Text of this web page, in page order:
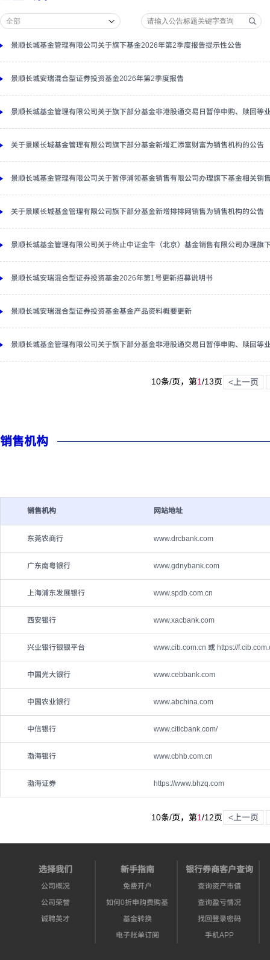
景顺长城基金管理有限公司关于旗下基金2026年第2季度报告提示性公告
景顺长城安瑞混合型证券投资基金2026年第2季度报告
景顺长城基金管理有限公司关于旗下部分基金非港股通交易日暂停申购、赎回等
关于景顺长城基金管理有限公司旗下部分基金新增汇添富财富为销售机构的公告
景顺长城基金管理有限公司关于暂停浦领基金销售有限公司办理旗下基金相关销
关于景顺长城基金管理有限公司旗下部分基金新增排排网销售为销售机构的公告
景顺长城基金管理有限公司关于终止中证金牛（北京）基金销售有限公司办理旗
景顺长城安瑞混合型证券投资基金2026年第1号更新招募说明书
景顺长城安瑞混合型证券投资基金基金产品资料概要更新
景顺长城基金管理有限公司关于旗下部分基金非港股通交易日暂停申购、赎回等
10条/页，第1/13页 <上一页
销售机构
销售机构 网站地址
东莞农商行 www.drcbank.com
广东南粤银行 www.gdnybank.com
上海浦东发展银行 www.spdb.com.cn
西安银行 www.xacbank.com
兴业银行银银平台 www.cib.com.cn 或 https://
中国光大银行 www.cebbank.com
中国农业银行 www.abchina.com
中信银行 www.citicbank.com/
渤海银行 www.cbhb.com.cn
渤海证券 https://www.bhzq.com
10条/页，第1/12页 <上一页
选择我们
公司概况
公司荣誉
诚聘英才
新手指南
免费开户
如何0折申购费购基
基金转换
电子账单订阅
银行券商客户查询
查询资产市值
查询盈亏情况
找回登录密码
手机APP